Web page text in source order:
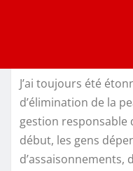
J’ai toujours été
d’élimination de la
gestion responsable
début, les gens
d’assaisonnements,